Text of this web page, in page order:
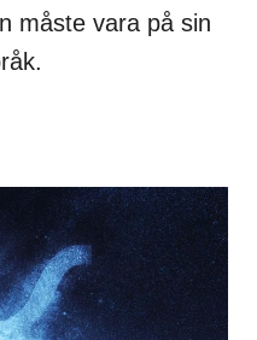
måste vara på sin